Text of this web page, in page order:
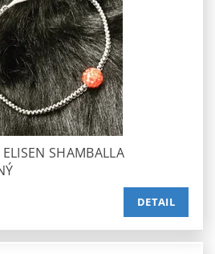
SHAMBALLA
DETAIL